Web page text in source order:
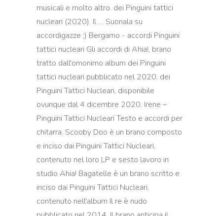
musicali e molto altro. dei Pinguini tattici
nucleari (2020). Il … Suonala su
accordigazze ;) Bergamo - accordi Pinguini
tattici nucleari Gli accordi di Ahia!, brano
tratto dall'omonimo album dei Pinguini
tattici nucleari pubblicato nel 2020. dei
Pinguini Tattici Nucleari, disponibile
ovunque dal 4 dicembre 2020. Irene –
Pinguini Tattici Nucleari Testo e accordi per
chitarra. Scooby Doo è un brano composto
e inciso dai Pinguini Tattici Nucleari,
contenuto nel loro LP e sesto lavoro in
studio Ahia! Bagatelle è un brano scritto e
inciso dai Pinguini Tattici Nucleari,
contenuto nell'album Il re è nudo